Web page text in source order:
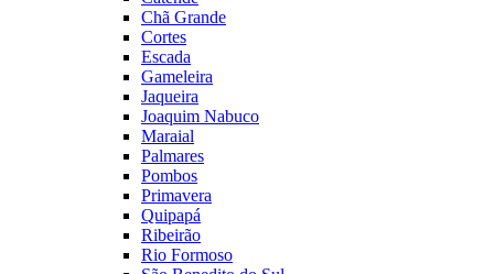
Chã Grande
Cortes
Escada
Gameleira
Jaqueira
Joaquim Nabuco
Maraial
Palmares
Pombos
Primavera
Quipapá
Ribeirão
Rio Formoso